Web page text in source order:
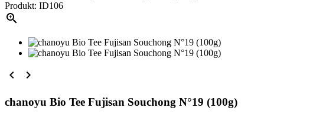
Produkt: ID106

 
chanoyu Bio Tee Fujisan Souchong N°19 (100g)